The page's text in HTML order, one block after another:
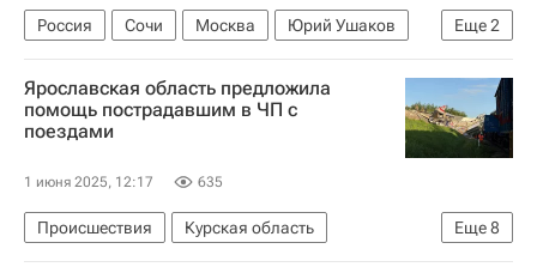
Еще2
Россия Сочи Москва
Юрий Ушаков
Павел Зарубин
Образовательный центр "Сириус"
Ярославская область предложила
помощь пострадавшим в ЧП с
поездами
1 июня 2025, 12:17 635
Еще8
Происшествия
Курская область
Ярославская область
Калужская область